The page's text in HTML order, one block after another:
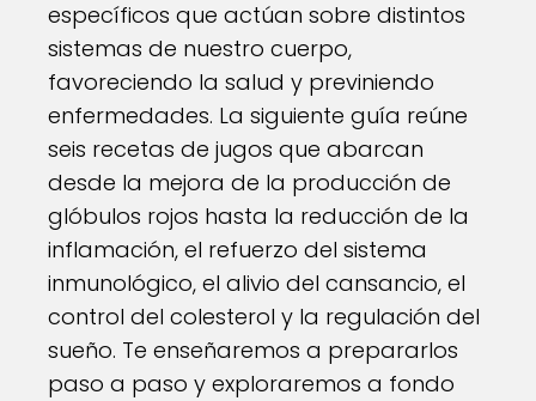
específicos que actúan sobre distintos
sistemas de nuestro cuerpo,
favoreciendo la salud y previniendo
enfermedades. La siguiente guía reúne
seis recetas de jugos que abarcan
desde la mejora de la producción de
glóbulos rojos hasta la reducción de la
inflamación, el refuerzo del sistema
inmunológico, el alivio del cansancio, el
control del colesterol y la regulación del
sueño. Te enseñaremos a prepararlos
paso a paso y exploraremos a fondo